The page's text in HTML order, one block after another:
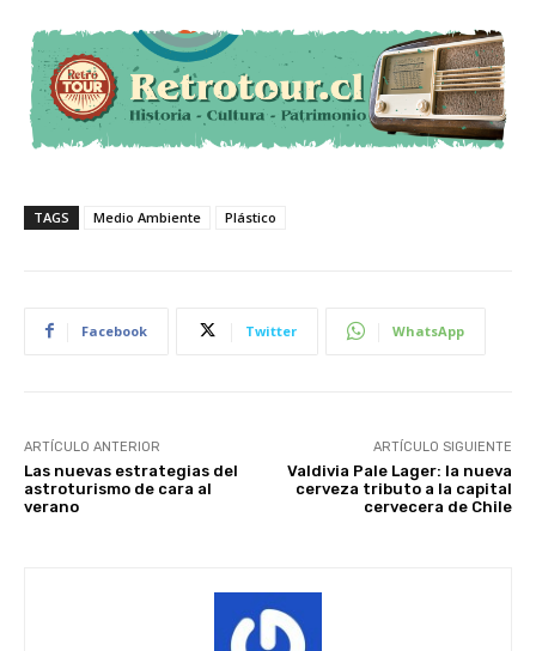
TAGS Medio Ambiente Plástico
Facebook Twitter WhatsApp
ARTÍCULO ANTERIOR
Las nuevas estrategias del
astroturismo de cara al
verano
ARTÍCULO SIGUIENTE
Valdivia Pale Lager: la nueva
cerveza tributo a la capital
cervecera de Chile